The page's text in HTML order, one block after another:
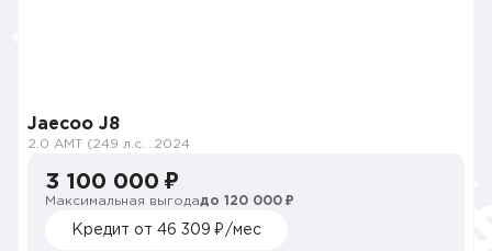
Jaecoo J8
2024
3 100 000 ₽
Максимальная выгодадо 120 000 ₽
Кредит от 46 309 ₽/мес